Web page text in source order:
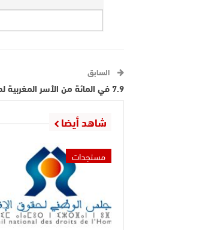
السابق
7.9 في المائة من الأسر المغربية لم تنحر أضحية العيد
شاهد أيضا
مستجدات